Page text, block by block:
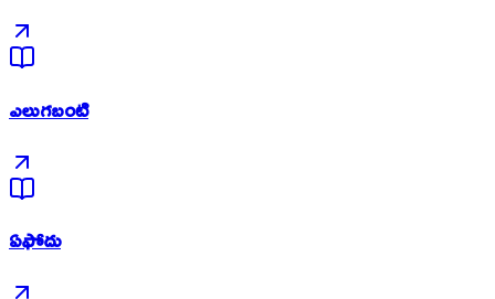
ఎలుగబంటి
ఏఫోదు